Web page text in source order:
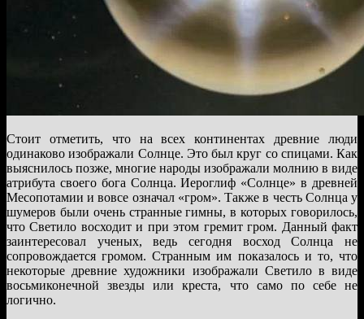
Стоит отметить, что на всех континентах древние люди
одинаково изображали Солнце. Это был круг со спицами. Как
выяснилось позже, многие народы изображали молнию в виде
атрибута своего бога Солнца. Иероглиф «Солнце» в древней
Месопотамии и вовсе означал «гром». Также в честь Солнца у
шумеров были очень странные гимны, в которых говорилось,
что Светило восходит и при этом гремит гром. Данный факт
заинтересовал ученых, ведь сегодня восход Солнца не
сопровождается громом. Странным им показалось и то, что
некоторые древние художники изображали Светило в виде
восьмиконечной звезды или креста, что само по себе не
логично.